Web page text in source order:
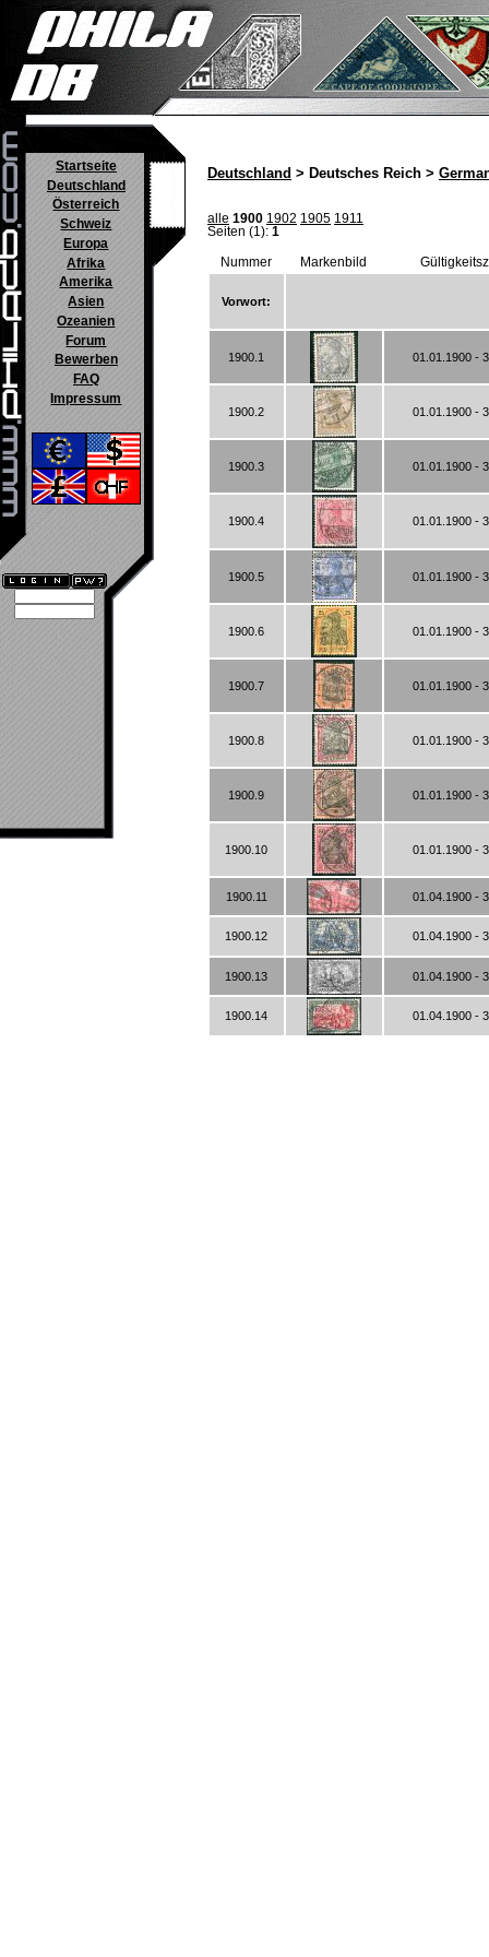
Startseite
Deutschland
Österreich
Schweiz
Europa
Afrika
Amerika
Asien
Ozeanien
Forum
Bewerben
FAQ
Impressum
Deutschland > Deutsches Reich >
alle 1900 1902 1905 1911
Seiten (1): 1
Nummer Markenbild
Vorwort:
1900.1 01.01.1900 -
1900.2 01.01.1900 -
1900.3 01.01.1900 -
1900.4 01.01.1900 -
1900.5 01.01.1900 -
1900.6 01.01.1900 -
1900.7 01.01.1900 -
1900.8 01.01.1900 -
1900.9 01.01.1900 -
1900.10 01.01.1900 -
1900.11 01.04.1900 -
1900.12 01.04.1900 -
1900.13 01.04.1900 -
1900.14 01.04.1900 -